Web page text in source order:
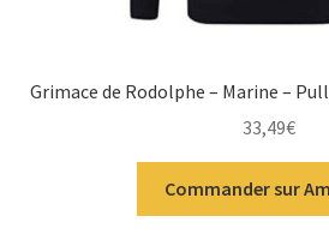
Grimace de Rodolphe – Marine –
33,49€
Commander sur